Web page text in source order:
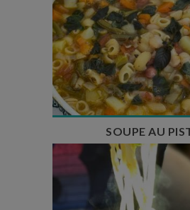
Temps de préparation
Temps de cuisson :
Nombre de
SOUPE AU